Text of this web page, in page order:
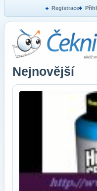
Registrace
Nejnovější